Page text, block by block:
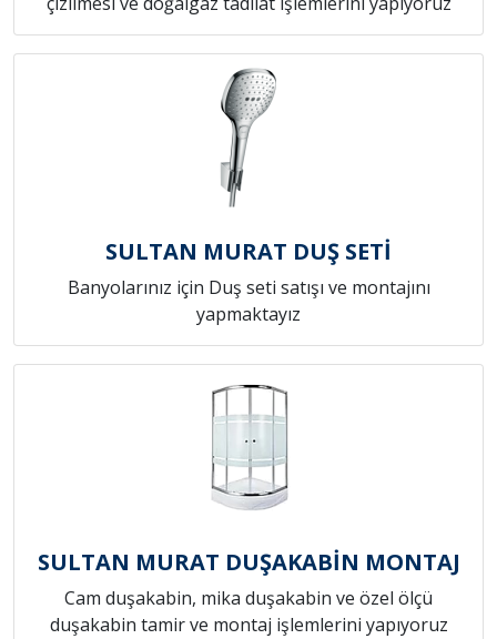
SULTAN MURAT DUŞ SETİ
Banyolarınız için Duş seti satışı ve montajını
yapmaktayız
SULTAN MURAT DUŞAKABİN MONTAJ
Cam duşakabin, mika duşakabin ve özel ölçü
duşakabin tamir ve montaj işlemlerini yapıyoruz